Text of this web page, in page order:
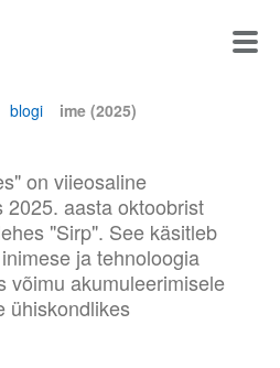
blogi
ime (2025)
on viieosaline
aasta oktoobrist
"Sirp". See käsitleb
ja tehnoloogia
võimu akumuleerimisele
ühiskondlikes